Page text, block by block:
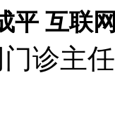
平 互联
诊主